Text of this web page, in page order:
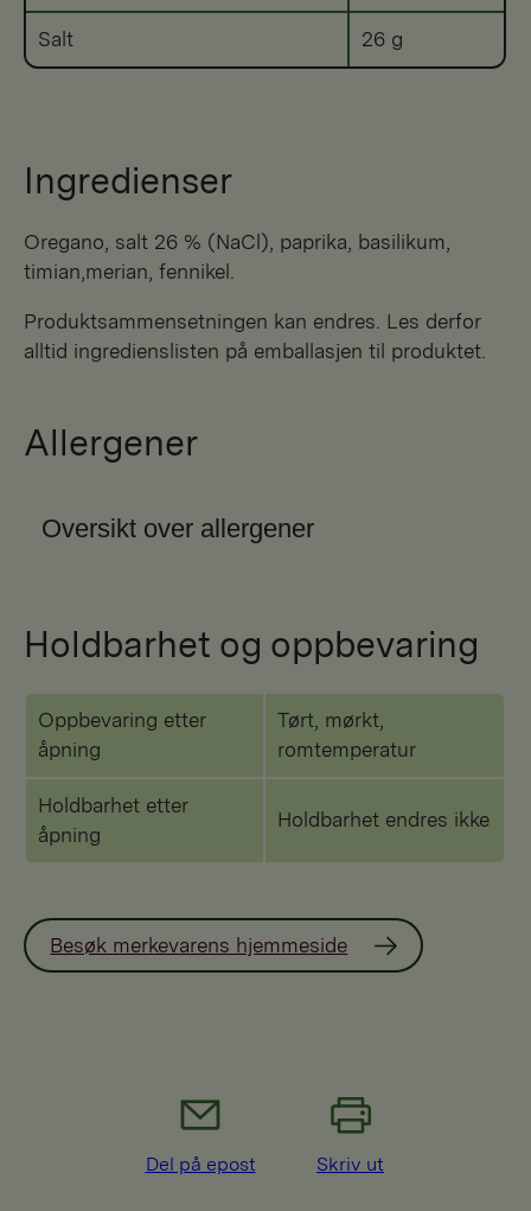
Salt 26 g
Ingredienser
oregano, salt 26 % (NaCl), paprika, basilikum,
timian,merian, fennikel.
Produktsammensetningen kan endres. Les derfor
alltid ingredienslisten på emballasjen til produktet.
Allergener
Oversikt over allergener
Holdbarhet og oppbevaring
Oppbevaring etter
åpning
Tørt, mørkt,
romtemperatur
Holdbarhet etter
åpning
Holdbarhet endres ikke
Besøk merkevarens hjemmeside
Del på epost Skriv ut